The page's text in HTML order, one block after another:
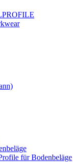
für Bodenbeläge